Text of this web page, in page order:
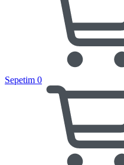
Sepetim 0